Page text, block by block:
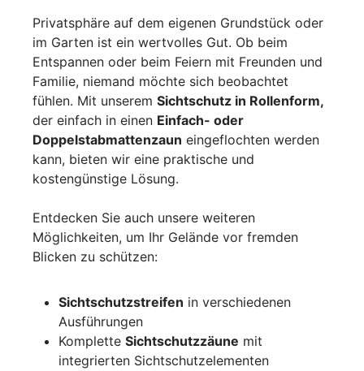
Privatsphäre auf dem eigenen Grundstück oder
im Garten ist ein wertvolles Gut. Ob beim
Entspannen oder beim Feiern mit Freunden und
Familie, niemand möchte sich beobachtet
fühlen. Mit unserem Sichtschutz in Rollenform,
der einfach in einen Einfach- oder
Doppelstabmattenzaun eingeflochten werden
kann, bieten wir eine praktische und
kostengünstige Lösung.
Entdecken Sie auch unsere weiteren
Möglichkeiten, um Ihr Gelände vor fremden
Blicken zu schützen:
Sichtschutzstreifen in verschiedenen
Ausführungen
Komplette Sichtschutzzäune mit
integrierten Sichtschutzelementen